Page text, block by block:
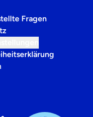
Fragen